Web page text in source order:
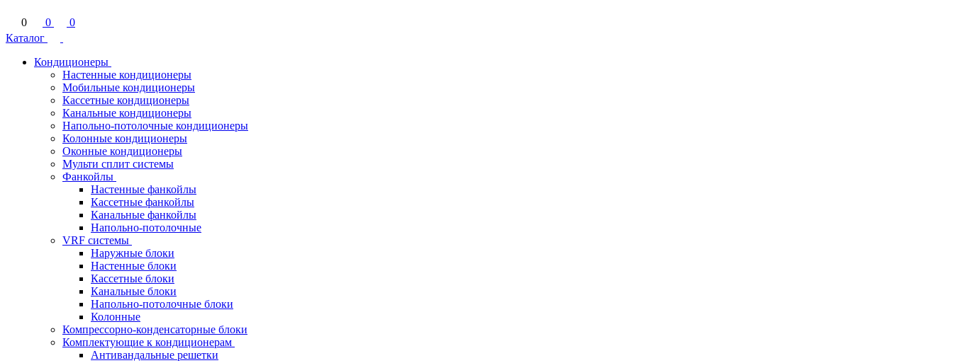
0 0
0
Каталог
Кондиционеры
Настенные кондиционеры
Мобильные кондиционеры
Кассетные кондиционеры
Канальные кондиционеры
Напольно-потолочные кондиционеры
Колонные кондиционеры
Оконные кондиционеры
Мульти сплит системы
Фанкойлы
Настенные фанкойлы
Кассетные фанкойлы
Канальные фанкойлы
Напольно-потолочные
VRF системы
Наружные блоки
Настенные блоки
Кассетные блоки
Канальные блоки
Напольно-потолочные блоки
Колонные
Компрессорно-конденсаторные блоки
Комплектующие к кондиционерам
Антивандальные решетки